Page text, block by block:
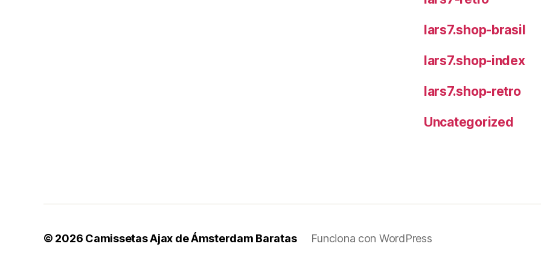
lars7.shop-brasil
lars7.shop-index
lars7.shop-retro
Uncategorized
© 2026 Camissetas Ajax de Ámsterdam Baratas Funciona con WordPress